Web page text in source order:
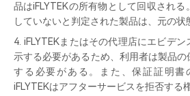
品はiFLYTEKの所有物として回収され
していないと判定された製品は、元の状
4. iFLYTEKまたはその代理店にエビデ
示する必要があるため、利用者は製品
する必要がある。また、保証証明書
iFLYTEKはアフターサービスを拒否する